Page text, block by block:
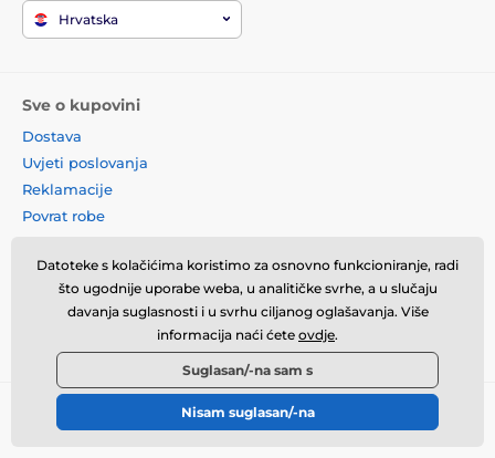
Hrvatska
Sve o kupovini
Dostava
Uvjeti poslovanja
Reklamacije
Povrat robe
Načela o korištenju kolačića
Kontaktne informacije
Informacije o obradi osobnih
© 2026 momanio.hr ⦁ E-trgovinu izradila
Datoteke s kolačićima koristimo za osnovno funkcioniranje, radi
što ugodnije uporabe weba, u analitičke svrhe, a u slučaju
davanja suglasnosti i u svrhu ciljanog oglašavanja. Više
informacija naći ćete ovdje.
Suglasan/-na sam s
Nisam suglasan/-na